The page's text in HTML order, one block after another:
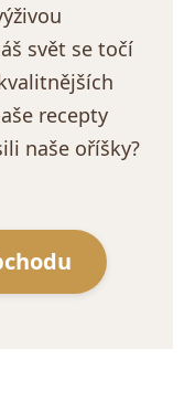
recepty
naše oříšky?